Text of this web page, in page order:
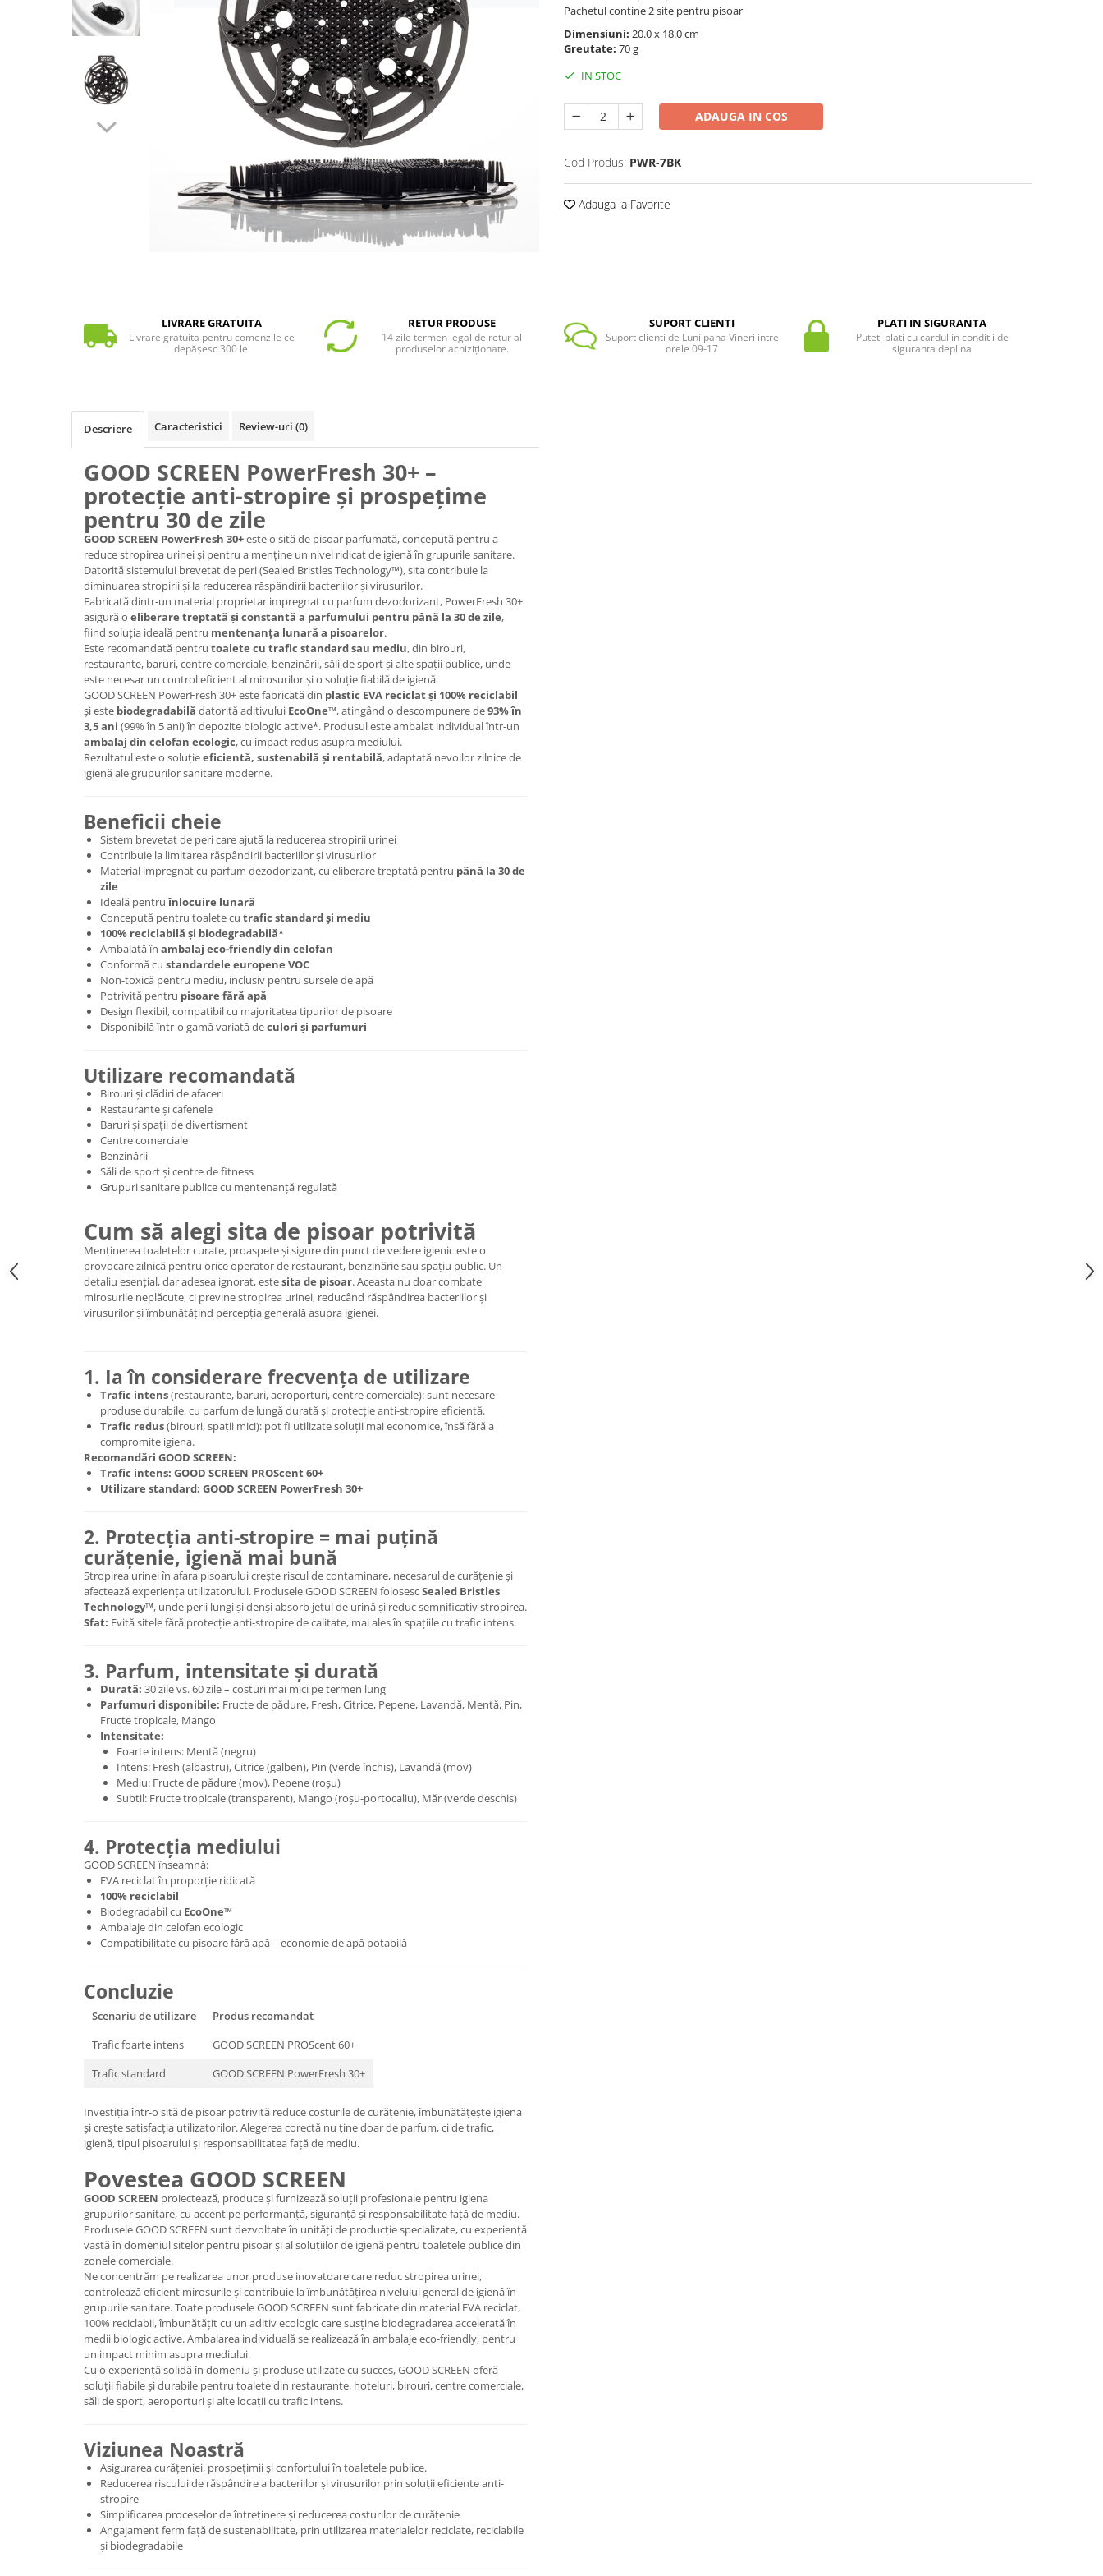
Pachetul contine 2 site pentru pisoar
Dimensiuni: 20.0 x 18.0 cm
Greutate: 70 g
IN STOC
ADAUGA IN COS
Cod Produs: PWR-7BK
Adauga la Favorite
LIVRARE GRATUITA
Livrare gratuita pentru comenzile ce
depășesc 300 lei
RETUR PRODUSE
14 zile termen legal de retur al
produselor achiziționate.
SUPORT CLIENTI
Suport clienti de Luni pana Vineri intre
orele 09-17
PLATI IN SIGURANTA
Puteti plati cu cardul in conditii de
siguranta deplina
Descriere Caracteristici Review-uri (0)
GOOD SCREEN PowerFresh 30+ –
protecție anti-stropire și prospețime
pentru 30 de zile
GOOD SCREEN PowerFresh 30+este o sită de pisoar parfumată, concepută pentru a
reduce stropirea urinei și pentru a menține un nivel ridicat de igienă în grupurile sanitare.
Datorită sistemului brevetat de peri (Sealed Bristles Technology™), sita contribuie la
diminuarea stropirii și la reducerea răspândirii bacteriilor și virusurilor.
Fabricată dintr-un material proprietar impregnat cu parfum dezodorizant, PowerFresh 30+
asigură o eliberare treptată și constantă a parfumului pentru până la 30 de zile,
fiind soluția ideală pentru mentenanța lunară a pisoarelor.
Este recomandată pentru toalete cu trafic standard sau mediu, din birouri,
restaurante, baruri, centre comerciale, benzinării, săli de sport și alte spații publice, unde
este necesar un control eficient al mirosurilor și o soluție fiabilă de igienă.
GOOD SCREEN PowerFresh 30+ este fabricată din plastic EVA reciclat și 100% reciclabil
și este biodegradabilă datorită aditivului EcoOne™, atingând o descompunere de93% în
3,5 ani (99% în 5 ani) în depozite biologic active*. Produsul este ambalat individual într-un
ambalaj din celofan ecologic, cu impact redus asupra mediului.
Rezultatul este o soluțieeficientă, sustenabilă și rentabilă, adaptată nevoilor zilnice de
igienă ale grupurilor sanitare moderne.
Beneficii cheie
Sistem brevetat de peri care ajută la reducerea stropirii urinei
Contribuie la limitarea răspândirii bacteriilor și virusurilor
Material impregnat cu parfum dezodorizant, cu eliberare treptată pentru până la 30 de
zile
Ideală pentruînlocuire lunară
Concepută pentru toalete cu trafic standard și mediu
100% reciclabilă și biodegradabilă*
Ambalată în ambalaj eco-friendly din celofan
Conformă cu standardele europene VOC
Non-toxică pentru mediu, inclusiv pentru sursele de apă
Potrivită pentru pisoare fără apă
Design flexibil, compatibil cu majoritatea tipurilor de pisoare
Disponibilă într-o gamă variată deculori și parfumuri
Utilizare recomandată
Birouri și clădiri de afaceri
Restaurante și cafenele
Baruri și spații de divertisment
Centre comerciale
Benzinării
Săli de sport și centre de fitness
Grupuri sanitare publice cu mentenanță regulată
Cum să alegi sita de pisoar potrivită
Menținerea toaletelor curate, proaspete și sigure din punct de vedere igienic este o
provocare zilnică pentru orice operator de restaurant, benzinărie sau spațiu public. Un
detaliu esențial, dar adesea ignorat, estesita de pisoar. Aceasta nu doar combate
mirosurile neplăcute, ci previne stropirea urinei, reducând răspândirea bacteriilor și
virusurilor și îmbunătățind percepția generală asupra igienei.
1. Ia în considerare frecvența de utilizare
Trafic intens(restaurante, baruri, aeroporturi, centre comerciale): sunt necesare
produse durabile, cu parfum de lungă durată și protecție anti-stropire eficientă.
Trafic redus(birouri, spații mici): pot fi utilizate soluții mai economice, însă fără a
compromite igiena.
Recomandări GOOD SCREEN:
Trafic intens: GOOD SCREEN PROScent 60+
Utilizare standard: GOOD SCREEN PowerFresh 30+
2. Protecția anti-stropire = mai puțină
curățenie, igienă mai bună
Stropirea urinei în afara pisoarului crește riscul de contaminare, necesarul de curățenie și
afectează experiența utilizatorului. Produsele GOOD SCREEN folosescSealed Bristles
Technology™, unde perii lungi și denși absorb jetul de urină și reduc semnificativ stropirea.
Sfat: Evită sitele fără protecție anti-stropire de calitate, mai ales în spațiile cu trafic intens.
3. Parfum, intensitate și durată
Durată: 30 zile vs. 60 zile – costuri mai mici pe termen lung
Parfumuri disponibile: Fructe de pădure, Fresh, Citrice, Pepene, Lavandă, Mentă, Pin,
Fructe tropicale, Mango
Intensitate:
Foarte intens: Mentă (negru)
Intens: Fresh (albastru), Citrice (galben), Pin (verde închis), Lavandă (mov)
Mediu: Fructe de pădure (mov), Pepene (roșu)
Subtil: Fructe tropicale (transparent), Mango (roșu-portocaliu), Măr (verde deschis)
4. Protecția mediului
GOOD SCREEN înseamnă:
EVA reciclat în proporție ridicată
100% reciclabil
Biodegradabil cu EcoOne™
Ambalaje din celofan ecologic
Compatibilitate cu pisoare fără apă – economie de apă potabilă
Concluzie
Scenariu de utilizare
Produs recomandat
Trafic foarte intens
GOOD SCREEN PROScent 60+
Trafic standard
GOOD SCREEN PowerFresh 30+
Investiția într-o sită de pisoar potrivită reduce costurile de curățenie, îmbunătățește igiena
și crește satisfacția utilizatorilor. Alegerea corectă nu ține doar de parfum, ci de trafic,
igienă, tipul pisoarului și responsabilitatea față de mediu.
Povestea GOOD SCREEN
GOOD SCREEN proiectează, produce și furnizează soluții profesionale pentru igiena
grupurilor sanitare, cu accent pe performanță, siguranță și responsabilitate față de mediu.
Produsele GOOD SCREEN sunt dezvoltate în unități de producție specializate, cu experiență
vastă în domeniul sitelor pentru pisoar și al soluțiilor de igienă pentru toaletele publice din
zonele comerciale.
Ne concentrăm pe realizarea unor produse inovatoare care reduc stropirea urinei,
controlează eficient mirosurile și contribuie la îmbunătățirea nivelului general de igienă în
grupurile sanitare. Toate produsele GOOD SCREEN sunt fabricate din material EVA reciclat,
100% reciclabil, îmbunătățit cu un aditiv ecologic care susține biodegradarea accelerată în
medii biologic active. Ambalarea individuală se realizează în ambalaje eco-friendly, pentru
un impact minim asupra mediului.
Cu o experiență solidă în domeniu și produse utilizate cu succes, GOOD SCREEN oferă
soluții fiabile și durabile pentru toalete din restaurante, hoteluri, birouri, centre comerciale,
săli de sport, aeroporturi și alte locații cu trafic intens.
Viziunea Noastră
Asigurarea curățeniei, prospețimii și confortului în toaletele publice.
Reducerea riscului de răspândire a bacteriilor și virusurilor prin soluții eficiente anti-
stropire
Simplificarea proceselor de întreținere și reducerea costurilor de curățenie
Angajament ferm față de sustenabilitate, prin utilizarea materialelor reciclate, reciclabile
și biodegradabile